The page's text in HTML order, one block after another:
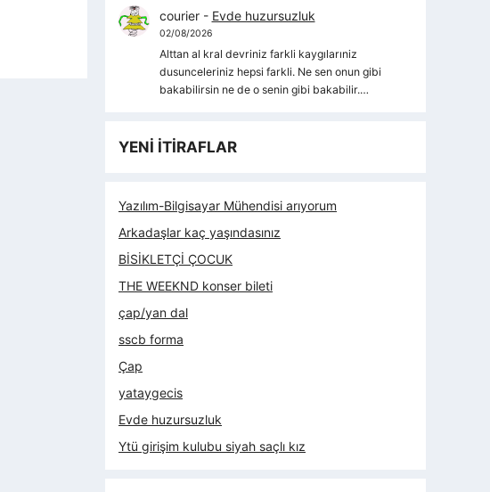
courier- Evde huzursuzluk
02/08/2026
Alttan al kral devriniz farkli kaygılarıniz
dusunceleriniz hepsi farkli. Ne sen onun gibi
bakabilirsin ne de o senin gibi bakabilir.…
YENİ İTİRAFLAR
Yazılım-Bilgisayar Mühendisi arıyorum
Arkadaşlar kaç yaşındasınız
BİSİKLETÇİ ÇOCUK
THE WEEKND konser bileti
çap/yan dal
sscb forma
Çap
yataygecis
Evde huzursuzluk
Ytü girişim kulubu siyah saçlı kız